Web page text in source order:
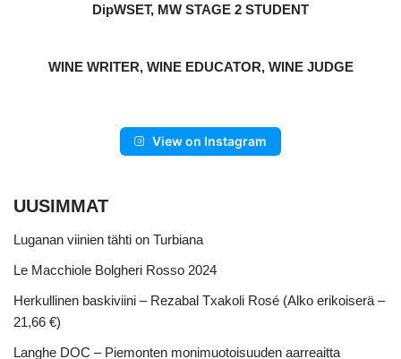
DipWSET, MW STAGE 2 STUDENT
WINE WRITER, WINE EDUCATOR, WINE JUDGE
View on Instagram
UUSIMMAT
Luganan viinien tähti on Turbiana
Le Macchiole Bolgheri Rosso 2024
Herkullinen baskiviini – Rezabal Txakoli Rosé (Alko erikoiserä –
21,66 €)
Langhe DOC – Piemonten monimuotoisuuden aarreaitta